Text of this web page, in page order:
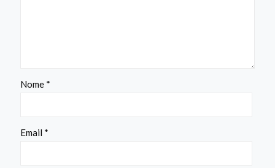
Nome *
Email *